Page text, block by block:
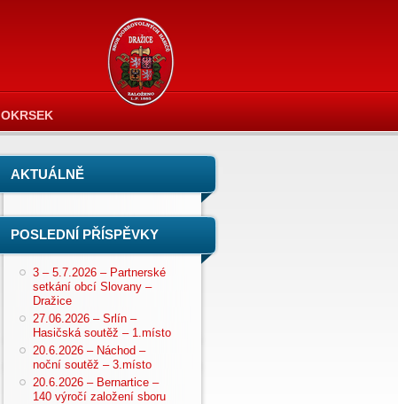
OKRSEK
AKTUÁLNĚ
POSLEDNÍ PŘÍSPĚVKY
3 – 5.7.2026 – Partnerské
setkání obcí Slovany –
Dražice
27.06.2026 – Srlín –
Hasičská soutěž – 1.místo
20.6.2026 – Náchod –
noční soutěž – 3.místo
20.6.2026 – Bernartice –
140 výročí založení sboru